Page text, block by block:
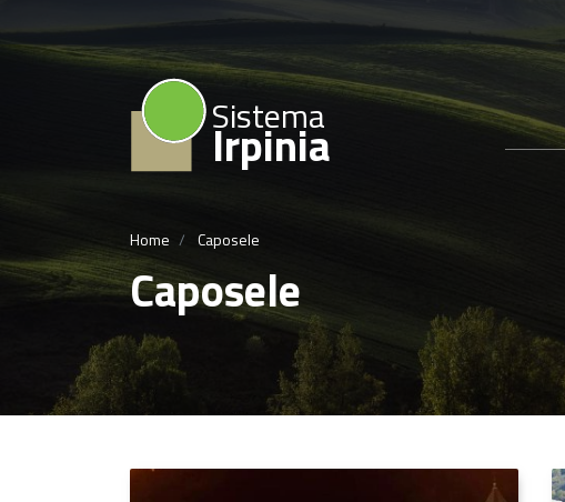
Sistema
Irpinia
Home Caposele
Caposele